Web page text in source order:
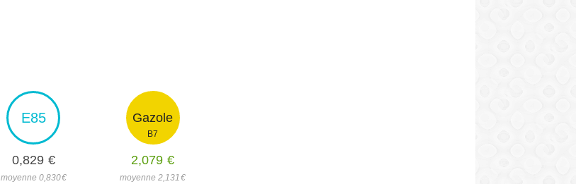
E85
0,829 €
moyenne 0,830€
Gazole
B7
2,079 €
moyenne 2,131 €